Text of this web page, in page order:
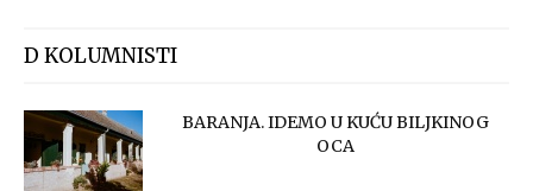
D KOLUMNISTI
BARANJA. IDEMO U KUĆU BILJKINOG
OCA